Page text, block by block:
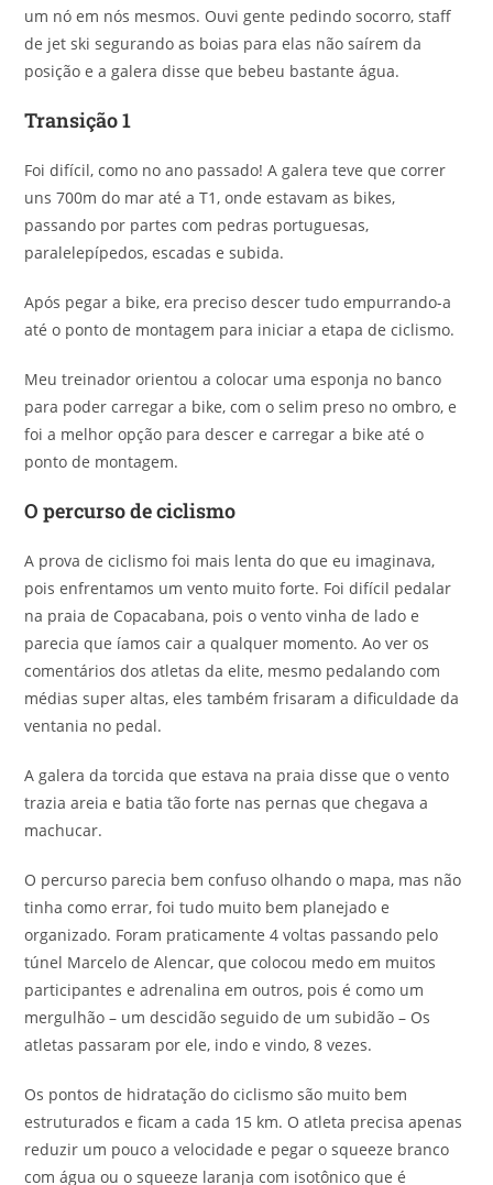
um nó em nós mesmos. Ouvi gente pedindo socorro, staff
de jet ski segurando as boias para elas não saírem da
posição e a galera disse que bebeu bastante água.
Transição 1
Foi difícil, como no ano passado! A galera teve que correr
uns 700m do mar até a T1, onde estavam as bikes,
passando por partes com pedras portuguesas,
paralelepípedos, escadas e subida.
Após pegar a bike, era preciso descer tudo empurrando-a
até o ponto de montagem para iniciar a etapa de ciclismo.
Meu treinador orientou a colocar uma esponja no banco
para poder carregar a bike, com o selim preso no ombro, e
foi a melhor opção para descer e carregar a bike até o
ponto de montagem.
O percurso de ciclismo
A prova de ciclismo foi mais lenta do que eu imaginava,
pois enfrentamos um vento muito forte. Foi difícil pedalar
na praia de Copacabana, pois o vento vinha de lado e
parecia que íamos cair a qualquer momento. Ao ver os
comentários dos atletas da elite, mesmo pedalando com
médias super altas, eles também frisaram a dificuldade da
ventania no pedal.
A galera da torcida que estava na praia disse que o vento
trazia areia e batia tão forte nas pernas que chegava a
machucar.
O percurso parecia bem confuso olhando o mapa, mas não
tinha como errar, foi tudo muito bem planejado e
organizado. Foram praticamente 4 voltas passando pelo
túnel Marcelo de Alencar, que colocou medo em muitos
participantes e adrenalina em outros, pois é como um
mergulhão – um descidão seguido de um subidão – Os
atletas passaram por ele, indo e vindo, 8 vezes.
Os pontos de hidratação do ciclismo são muito bem
estruturados e ficam a cada 15 km. O atleta precisa apenas
reduzir um pouco a velocidade e pegar o squeeze branco
com água ou o squeeze laranja com isotônico que é